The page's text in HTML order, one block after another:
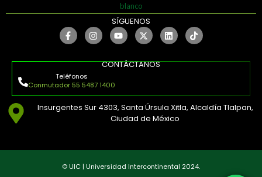
SÍGUENOS
CONTÁCTANOS
Teléfonos
Conmutador 55 5487 1400
Insurgentes Sur 4303, Santa Úrsula Xitla, Alcaldía Tlalpan,
Ciudad de México
© UIC | Universidad Intercontinental 2024.